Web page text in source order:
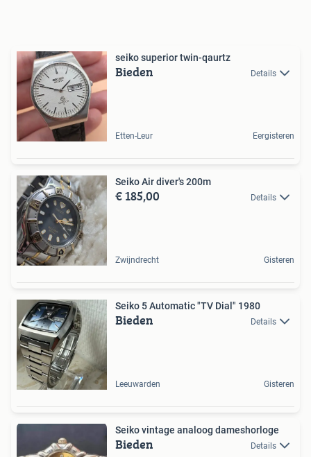
seiko superior twin-qaurtz
Bieden Details
Etten-Leur Eergisteren
Seiko Air diver's 200m
€ 185,00 Details
Zwijndrecht Gisteren
Seiko 5 Automatic "TV Dial" 1980
Bieden Details
Leeuwarden Gisteren
Seiko vintage analoog dameshorloge
Bieden Details